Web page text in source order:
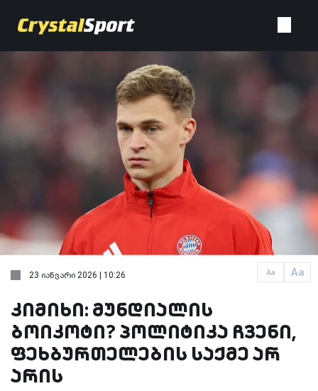
Aa Aa
23 იანვარი 2026 | 10:26
კიმიხი: მუნდიალის
ბოიკოტი? პოლიტიკა ჩვენი,
ფეხბურთელების საქმე არ
არის